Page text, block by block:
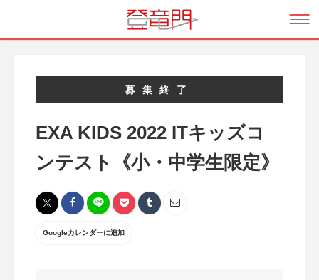
募集終了
EXA KIDS 2022 ITキッズコ
ンテスト《小・中学生限定》
Googleカレンダーに追加